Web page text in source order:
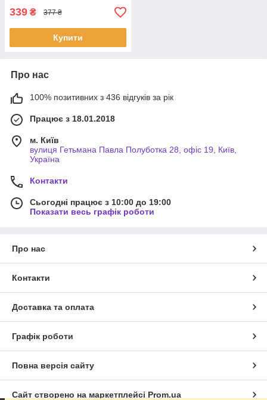
339 ₴ 377 ₴
Купити
Про нас
100% позитивних з 436 відгуків за рік
Працює з 18.01.2018
м. Київ
вулиця Гетьмана Павла Полуботка 28, офіс 19, Київ,
Україна
Контакти
Сьогодні працює з 10:00 до 19:00
Показати весь графік роботи
Про нас
Контакти
Доставка та оплата
Графік роботи
Повна версія сайту
Сайт створено на маркетплейсі Prom.ua